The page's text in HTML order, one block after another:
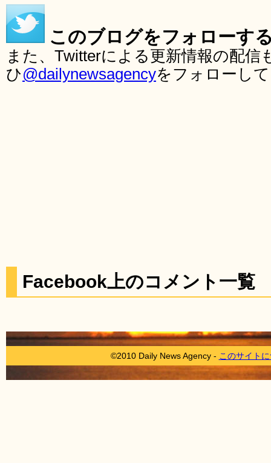
このブログをフォローす
また、Twitterによる更新情報の配
ひ@dailynewsagencyをフォローし
Facebook上のコメント一覧
©2010 Daily News Agency - このサイト